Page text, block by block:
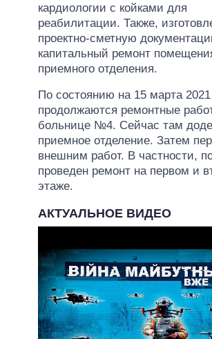
кардиологии с койками для
реабилитации. Также,
проектно-сметную
капитальный ремонт
приемного отделения.
По состоянию на 15 марта 2021
продолжаются ремонтные
больнице №4. Сейчас там
приемное отделение. Затем
внешним работ. В частности,
проведен ремонт на первом и
этаже.
АКТУАЛЬНОЕ ВИДЕО